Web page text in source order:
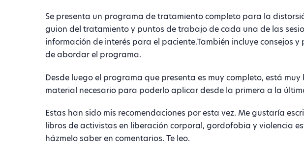
Se presenta un programa de tratamiento completo para la
guion del tratamiento y puntos de trabajo de cada una de las
información de interés para el paciente.También incluye consejos
de abordar el programa.
Desde luego el programa que presenta es muy completo, está
material necesario para poderlo aplicar desde la primera a la
Estas han sido mis recomendaciones por esta vez. Me gustaría
libros de activistas en liberación corporal, gordofobia y violencia
házmelo saber en comentarios. Te leo.